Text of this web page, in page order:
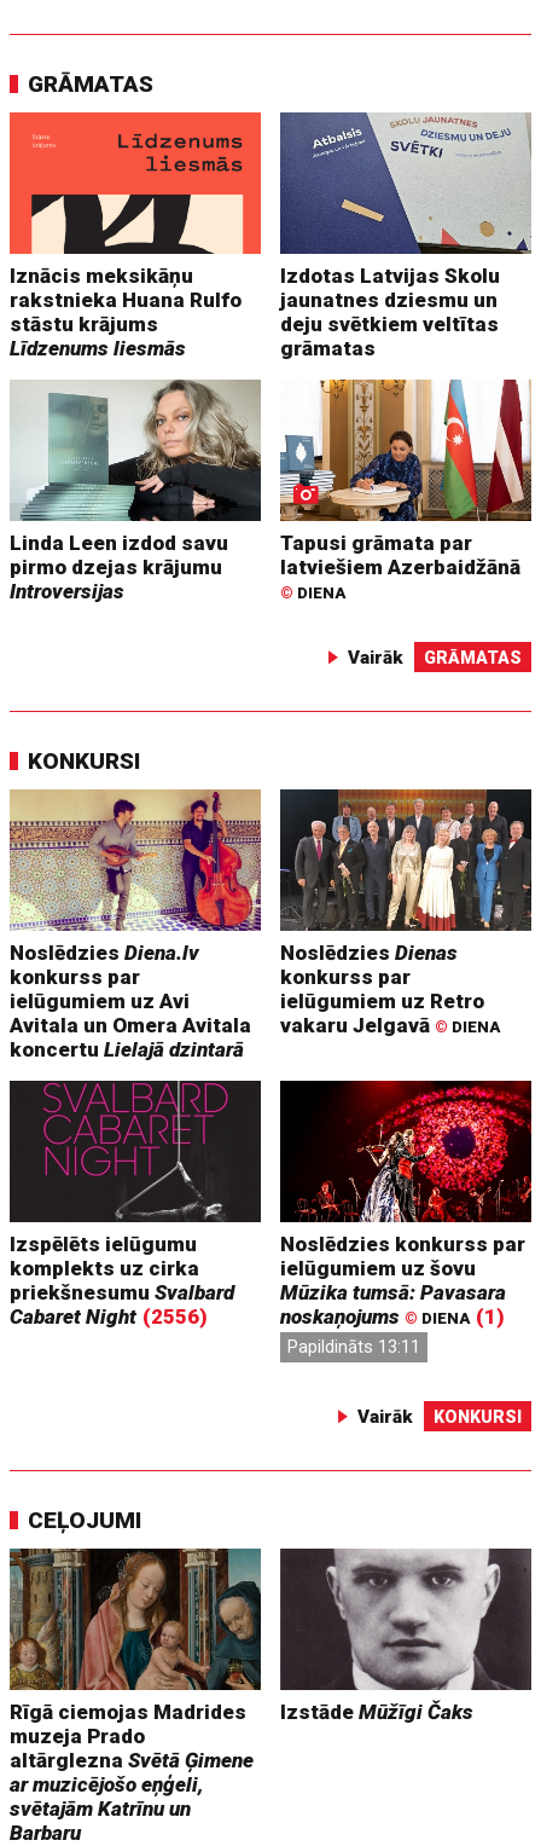
GRĀMATAS
Iznācis meksikāņu
rakstnieka Huana Rulfo
stāstu krājums
Līdzenums liesmās
Izdotas Latvijas Skolu
jaunatnes dziesmu un
deju svētkiem veltītas
grāmatas
Linda Leen izdod savu
pirmo dzejas krājumu
Introversijas
Tapusi grāmata par
latviešiem Azerbaidžānā
© DIENA
Vairāk GRĀMATAS
KONKURSI
NoslēdziesDiena.lv
konkurss par
ielūgumiem uz Avi
Avitala un Omera Avitala
koncertuLielajā dzintarā
NoslēdziesDienas
konkurss par
ielūgumiem uz Retro
vakaru Jelgavā © DIENA
Izspēlēts ielūgumu
komplekts uz cirka
priekšnesumuSvalbard
Cabaret Night (2556)
Noslēdzies konkurss par
ielūgumiem uz šovu
Mūzika tumsā: Pavasara
noskaņojums © DIENA (1)
Papildināts 13:11
Vairāk KONKURSI
CEĻOJUMI
Rīgā ciemojas Madrides
muzeja Prado
altārgleznaSvētā Ģimene
ar muzicējošo eņģeli,
svētajām Katrīnu un
Barbaru
IzstādeMūžīgi Čaks